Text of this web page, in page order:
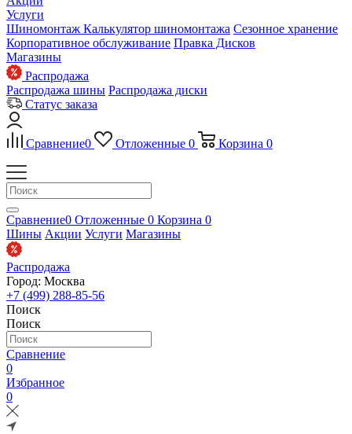
Услуги
Шиномонтаж Калькулятор шиномонтажа Сезонное хранение
Корпоративное обслуживание Правка Дисков
Магазины
Распродажа
Распродажа шины Распродажа диски
Статус заказа
Сравнение0 Отложенные 0 Корзина 0
Сравнение0 Отложенные 0 Корзина 0
Шины Акции Услуги Магазины
Распродажа
Город: Москва
+7 (499) 288-85-56
Поиск
Поиск
Сравнение
0
Избранное
0